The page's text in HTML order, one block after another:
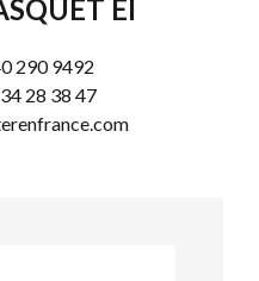
EI
290 9492
28 38 47